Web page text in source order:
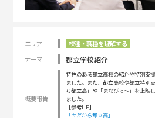
エリア
校種・職種を理解する
テーマ
都立学校紹介
概要報告
特色のある都立高校の紹介や特別支
ました。また、都立高校や都立特別
ら都立高」や「まなびゅ～」を上映
ました。
【参考HP】
「＃だから都立高」